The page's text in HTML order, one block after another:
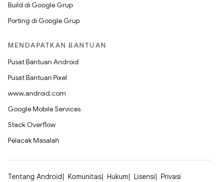
Build di Google Grup
Porting di Google Grup
MENDAPATKAN BANTUAN
Pusat Bantuan Android
Pusat Bantuan Pixel
www.android.com
Google Mobile Services
Stack Overflow
Pelacak Masalah
Tentang Android Komunitas Hukum Lisensi
Privasi